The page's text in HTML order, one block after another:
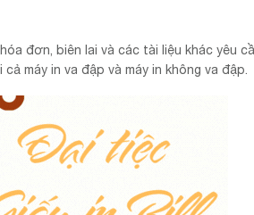
đơn, biên lai và các tài liệu khác yêu
máy in va đập và máy in không va đập.